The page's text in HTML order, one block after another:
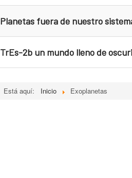
Planetas fuera de nuestro
TrEs-2b un mundo lleno de
Está aquí: Inicio Exoplanetas